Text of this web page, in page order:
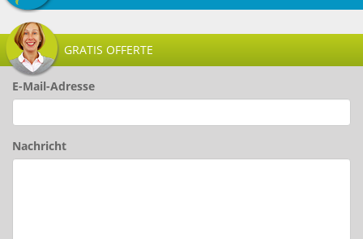
GRATIS OFFERTE
E-Mail-Adresse
Nachricht